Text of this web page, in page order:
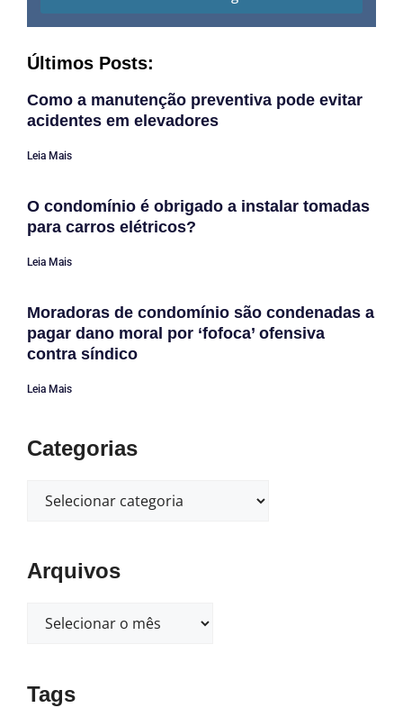
Últimos Posts:
Como a manutenção preventiva pode evitar
acidentes em elevadores
Leia Mais
O condomínio é obrigado a instalar tomadas
para carros elétricos?
Leia Mais
Moradoras de condomínio são condenadas a
pagar dano moral por ‘fofoca’ ofensiva
contra síndico
Leia Mais
Categorias
Arquivos
Tags